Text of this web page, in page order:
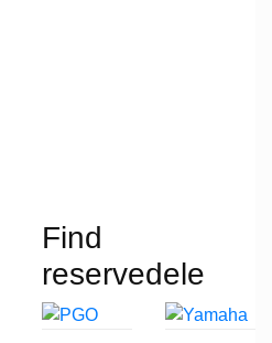
Find
reservedele